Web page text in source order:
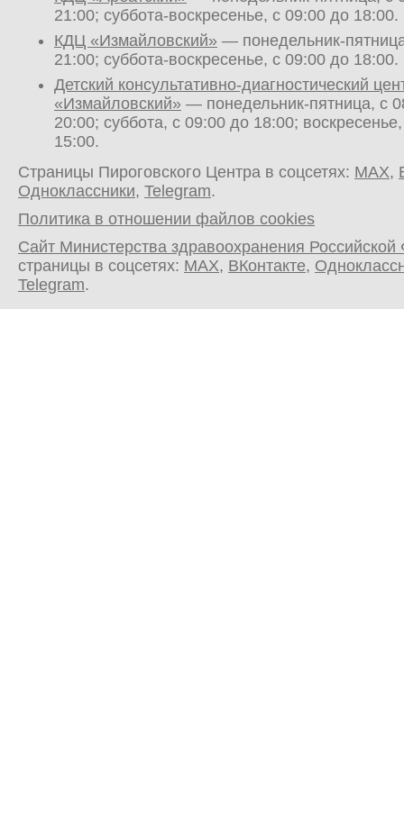
21:00; суббота-воскресенье, с 09:00 до 18:00.
КДЦ «Измайловский» — понедельник-
21:00; суббота-воскресенье, с 09:00 до 18:00.
Детский консультативно-диагностический
«Измайловский» — понедельник-пятница, с
20:00; суббота, с 09:00 до 18:00;
15:00.
Страницы Пироговского Центра в соцсетях: MAX,
Одноклассники, Telegram.
Политика в отношении файлов cookies
Сайт Министерства здравоохранения
страницы в соцсетях: MAX, ВКонтакте,
Telegram.